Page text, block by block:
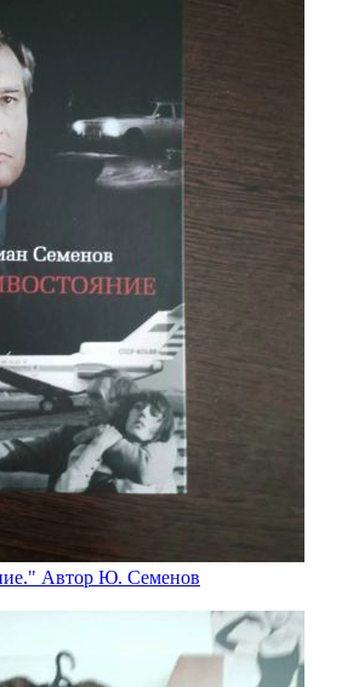
Автор Ю. Семенов